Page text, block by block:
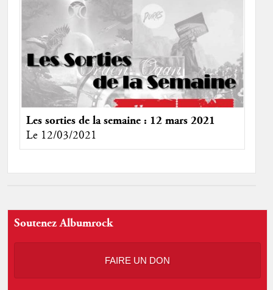
Les sorties de la semaine : 12 mars 2021
Le 12/03/2021
Soutenez Albumrock
FAIRE UN DON